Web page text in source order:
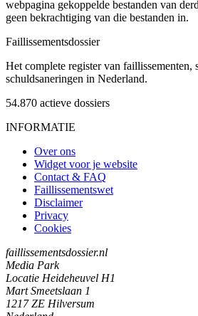
webpagina gekoppelde bestanden van
geen bekrachtiging van die bestanden in.
Faillissementsdossier
Het complete register van faillissementen,
schuldsaneringen in Nederland.
54.870 actieve dossiers
INFORMATIE
Over ons
Widget voor je website
Contact & FAQ
Faillissementswet
Disclaimer
Privacy
Cookies
faillissementsdossier.nl
Media Park
Locatie Heideheuvel H1
Mart Smeetslaan 1
1217 ZE Hilversum